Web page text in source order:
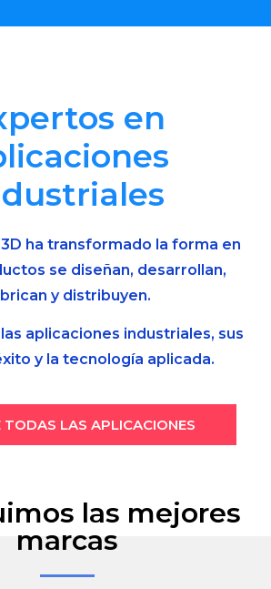
en
ha transformado la forma en
se diseñan, desarrollan,
y distribuyen.
aplicaciones industriales, sus
y la tecnología aplicada.
TODAS LAS APLICACIONES
las mejores
marcas